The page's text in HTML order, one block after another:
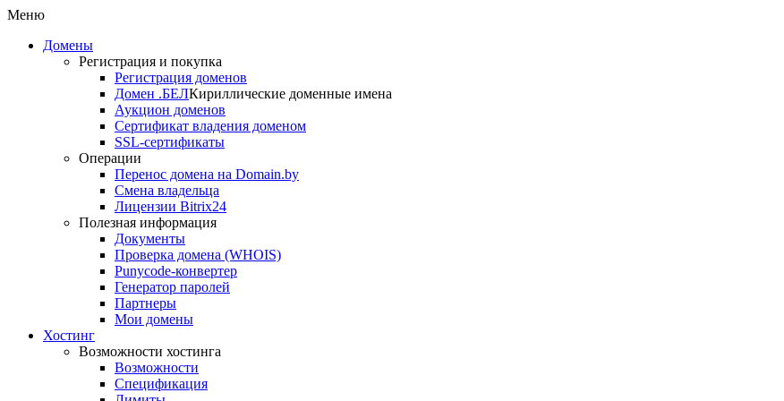
Меню
Домены
Регистрация и покупка
Регистрация доменов
Домен .БЕЛКириллические доменные имена
Аукцион доменов
Сертификат владения доменом
SSL-сертификаты
Операции
Перенос домена на Domain.by
Смена владельца
Лицензии Bitrix24
Полезная информация
Документы
Проверка домена (WHOIS)
Punycode-конвертер
Генератор паролей
Партнеры
Мои домены
Хостинг
Возможности хостинга
Возможности
Спецификация